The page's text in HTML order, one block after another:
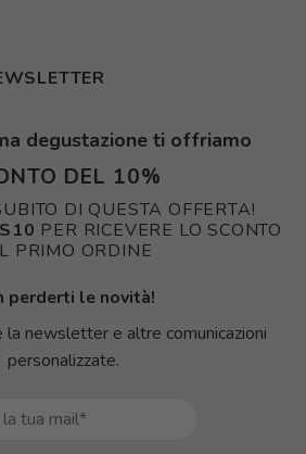
degustazione ti offriamo
DEL 10%
DI QUESTA OFFERTA!
PER RICEVERE LO SCONTO
PRIMO ORDINE
perderti le novità!
la newsletter e altre comunicazioni
personalizzate.